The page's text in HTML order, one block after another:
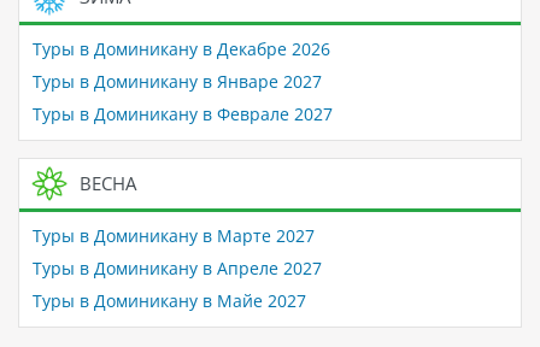
Туры в Доминикану в Декабре 2026
Туры в Доминикану в Январе 2027
Туры в Доминикану в Феврале 2027
ВЕСНА
Туры в Доминикану в Марте 2027
Туры в Доминикану в Апреле 2027
Туры в Доминикану в Майе 2027